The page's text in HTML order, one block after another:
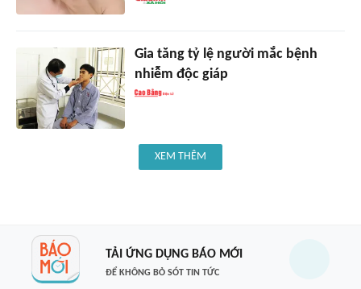
Gia tăng tỷ lệ người mắc bệnh
nhiễm độc giáp
XEM THÊM
TẢI ỨNG DỤNG BÁO MỚI
ĐỂ KHÔNG BỎ SÓT TIN TỨC